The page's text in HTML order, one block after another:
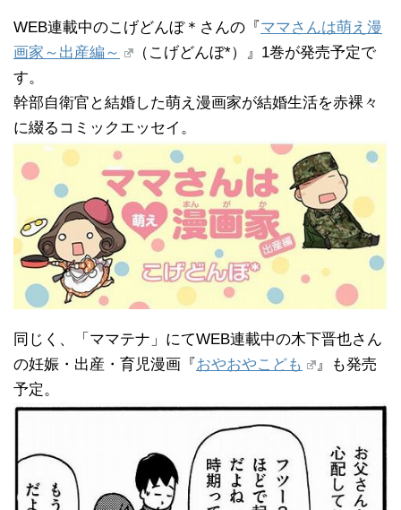
WEB連載中のこげどんぼ＊さんの『ママさんは萌え漫
画家～出産編～
（こげどんぼ*）』1巻が発売予定で
す。
幹部自衛官と結婚した萌え漫画家が結婚生活を赤裸々
に綴るコミックエッセイ。
同じく、「ママテナ」にてWEB連載中の木下晋也さん
の妊娠・出産・育児漫画『おやおやこども
』も発売
予定。